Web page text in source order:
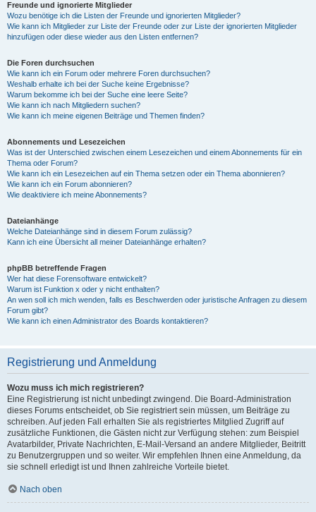
Freunde und ignorierte Mitglieder
Wozu benötige ich die Listen der Freunde und ignorierten Mitglieder?
Wie kann ich Mitglieder zur Liste der Freunde oder zur Liste der ignorierten Mitglieder
hinzufügen oder diese wieder aus den Listen entfernen?
Die Foren durchsuchen
Wie kann ich ein Forum oder mehrere Foren durchsuchen?
Weshalb erhalte ich bei der Suche keine Ergebnisse?
Warum bekomme ich bei der Suche eine leere Seite?
Wie kann ich nach Mitgliedern suchen?
Wie kann ich meine eigenen Beiträge und Themen finden?
Abonnements und Lesezeichen
Was ist der Unterschied zwischen einem Lesezeichen und einem Abonnements für ein
Thema oder Forum?
Wie kann ich ein Lesezeichen auf ein Thema setzen oder ein Thema abonnieren?
Wie kann ich ein Forum abonnieren?
Wie deaktiviere ich meine Abonnements?
Dateianhänge
Welche Dateianhänge sind in diesem Forum zulässig?
Kann ich eine Übersicht all meiner Dateianhänge erhalten?
phpBB betreffende Fragen
Wer hat diese Forensoftware entwickelt?
Warum ist Funktion x oder y nicht enthalten?
An wen soll ich mich wenden, falls es Beschwerden oder juristische Anfragen zu diesem
Forum gibt?
Wie kann ich einen Administrator des Boards kontaktieren?
Registrierung und Anmeldung
Wozu muss ich mich registrieren?
Eine Registrierung ist nicht unbedingt zwingend. Die Board-Administration
dieses Forums entscheidet, ob Sie registriert sein müssen, um Beiträge zu
schreiben. Auf jeden Fall erhalten Sie als registriertes Mitglied Zugriff auf
zusätzliche Funktionen, die Gästen nicht zur Verfügung stehen: zum Beispiel
Avatarbilder, Private Nachrichten, E-Mail-Versand an andere Mitglieder, Beitritt
zu Benutzergruppen und so weiter. Wir empfehlen Ihnen eine Anmeldung, da
sie schnell erledigt ist und Ihnen zahlreiche Vorteile bietet.
Nach oben